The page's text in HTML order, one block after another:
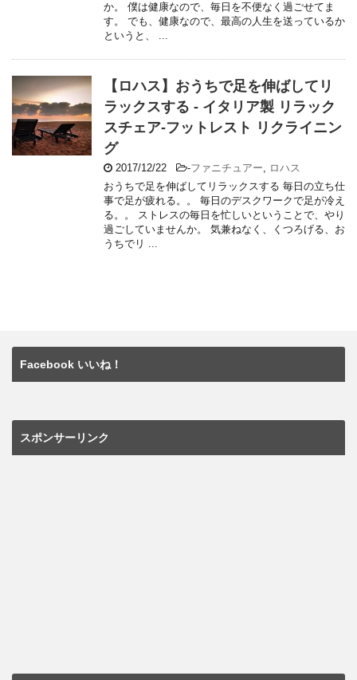
か。 僕は健康なので、毎日を不便なく過ごせてま
す。 でも、健康なので、最高の人生を送っているか
というと、 ...
【ロハス】おうちで足を伸ばしてリ
ラックスする - イタリア製 リラック
スチェア-フットレスト リクライニン
グ
2017/12/22 -ファニチュアー, ロハス
おうちで足を伸ばしてリラックスする 毎日の立ち仕
事で足が疲れる。。 毎日のデスクワークで足が冷え
る。。 ストレスの毎日を忙しいということで、やり
過ごしていませんか。 気兼ねなく、くつろげる、お
うちでリ ...
Facebook いいね！
スポンサーリンク